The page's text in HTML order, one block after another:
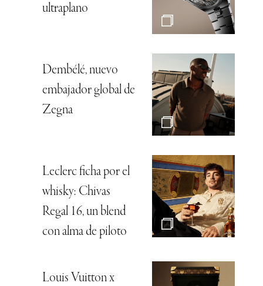
ultraplano
Dembélé, nuevo
embajador global de
Zegna
Leclerc ficha por el
whisky: Chivas
Regal 16, un blend
con alma de piloto
Louis Vuitton x